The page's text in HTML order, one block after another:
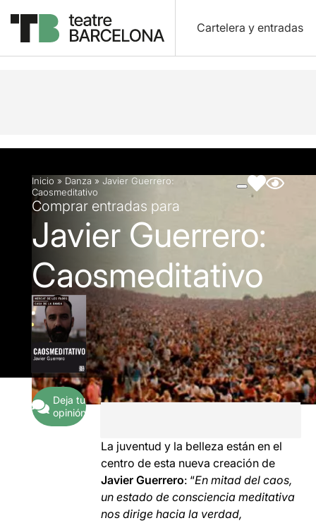
Cartelera y entradas
Descripción Ficha artística Fotos y vídeos
Inicio » Danza » Javier Guerrero:
Caosmeditativo
Comprar entradas para
Javier Guerrero:
Caosmeditativo
Deja tu
opinión
La juventud y la belleza están en el
centro de esta nueva creación de
Javier Guerrero: “En mitad del caos,
un estado de consciencia meditativa
nos dirige hacia la verdad,